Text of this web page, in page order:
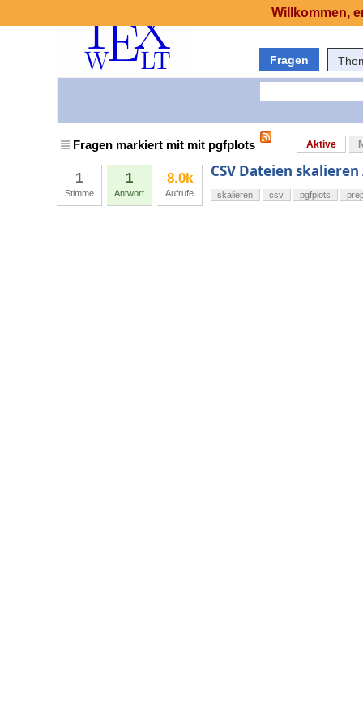
Fragen
Fragen markiert mit mit pgfplots Aktive
1
Stimme
1
Antwort
8.0k
Aufrufe
CSV Dateien
skalieren csv pgfplots
Willkommen,